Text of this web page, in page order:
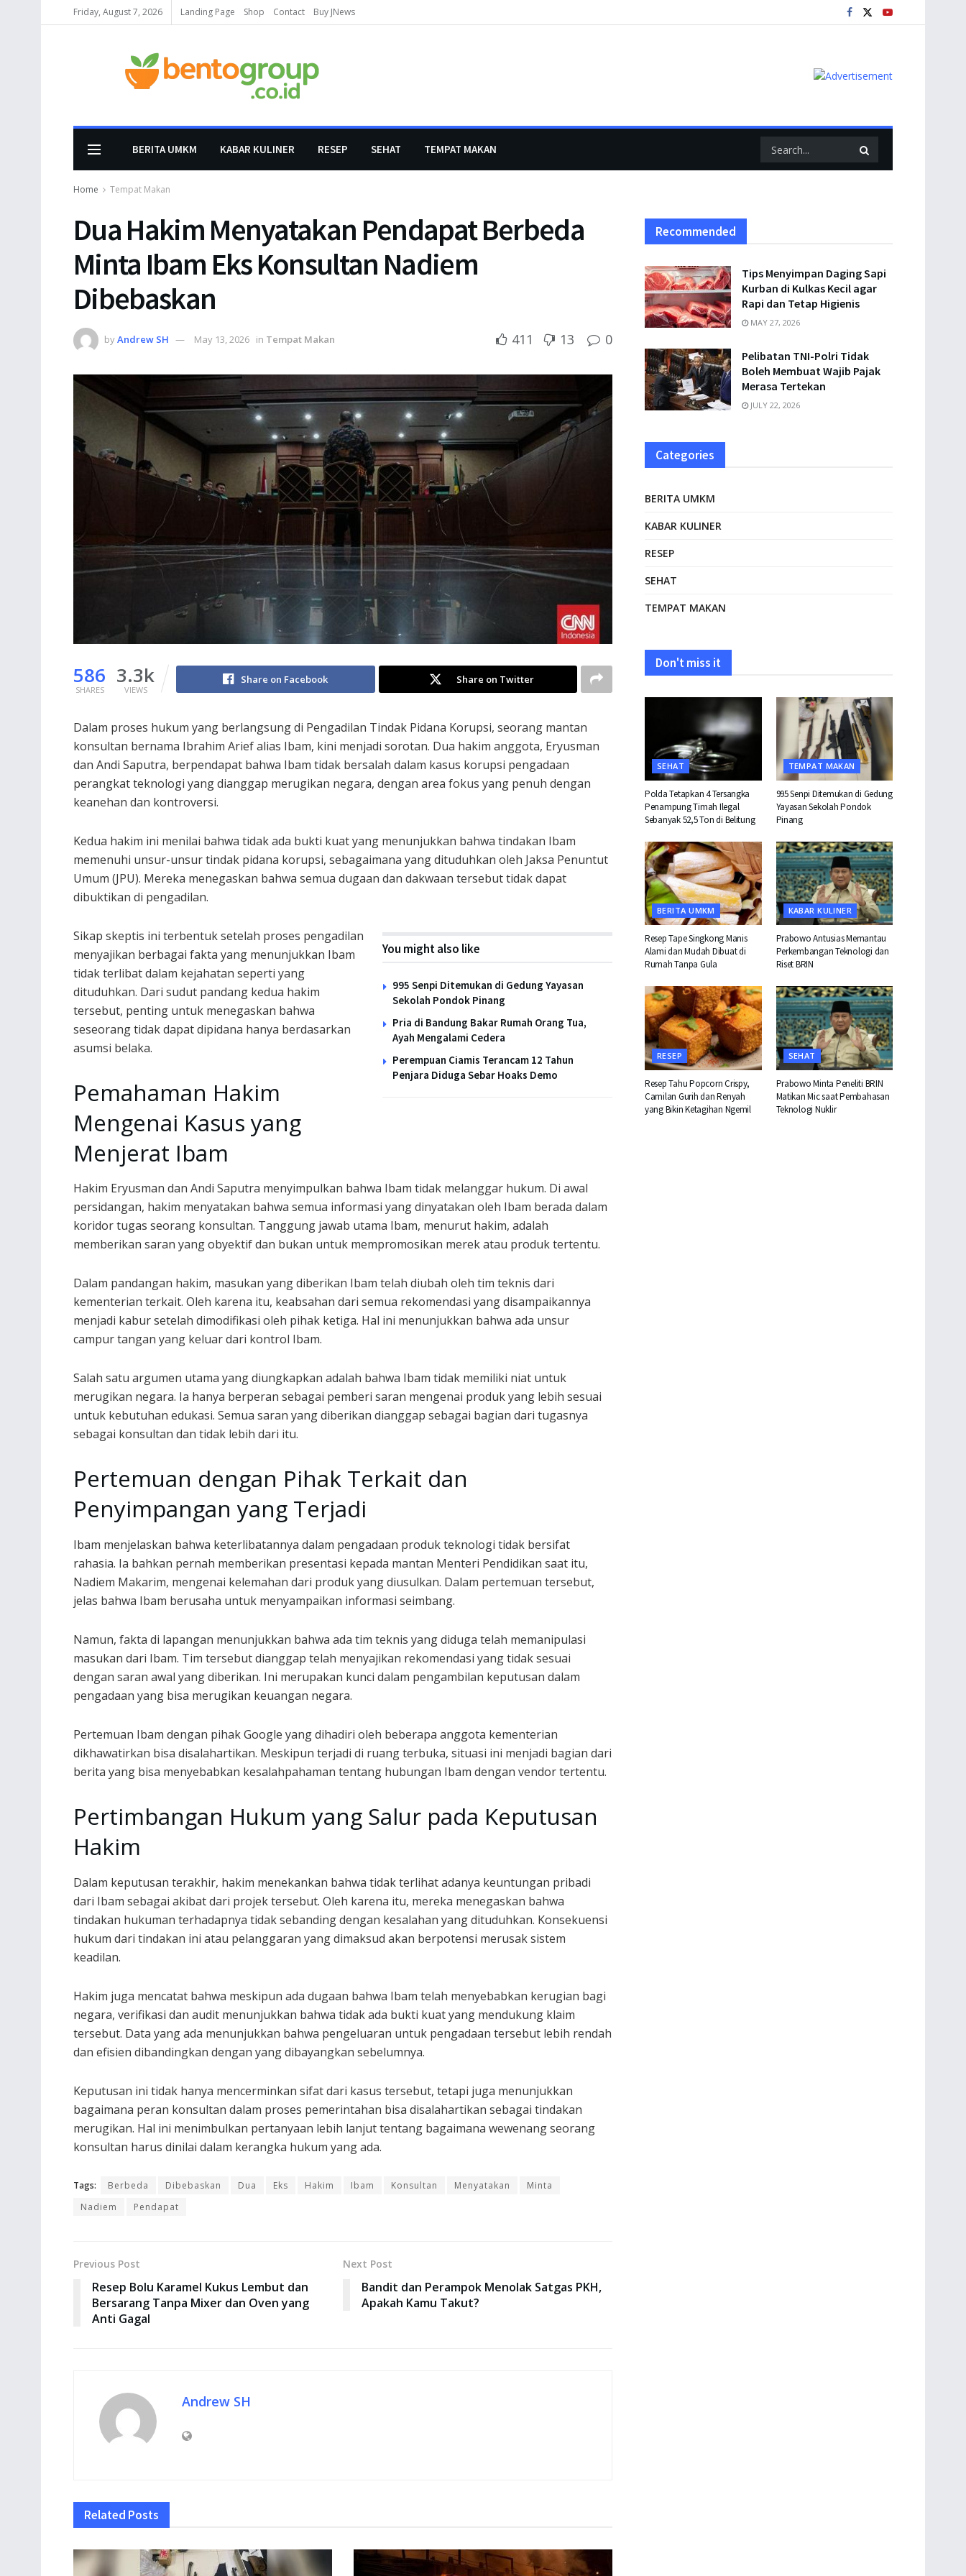
Friday, August 7, 2026 Landing Page Shop Contact Buy JNews
BERITA UMKM KABAR KULINER RESEP SEHAT TEMPAT MAKAN
Home Tempat Makan
Dua Hakim Menyatakan Pendapat Berbeda
Minta Ibam Eks Konsultan Nadiem
Dibebaskan
byAndrew SH May 13, 2026 in Tempat Makan 411 13 0
586
SHARES
3.3k
VIEWS
Share on Facebook Share on Twitter
Dalam proses hukum yang berlangsung di Pengadilan Tindak Pidana Korupsi, seorang mantan
konsultan bernama Ibrahim Arief alias Ibam, kini menjadi sorotan. Dua hakim anggota, Eryusman
dan Andi Saputra, berpendapat bahwa Ibam tidak bersalah dalam kasus korupsi pengadaan
perangkat teknologi yang dianggap merugikan negara, dengan area fokus yang penuh dengan
keanehan dan kontroversi.
Kedua hakim ini menilai bahwa tidak ada bukti kuat yang menunjukkan bahwa tindakan Ibam
memenuhi unsur-unsur tindak pidana korupsi, sebagaimana yang dituduhkan oleh Jaksa Penuntut
Umum (JPU). Mereka menegaskan bahwa semua dugaan dan dakwaan tersebut tidak dapat
dibuktikan di pengadilan.
You might also like
995 Senpi Ditemukan di Gedung Yayasan
Sekolah Pondok Pinang
Pria di Bandung Bakar Rumah Orang Tua,
Ayah Mengalami Cedera
Perempuan Ciamis Terancam 12 Tahun
Penjara Diduga Sebar Hoaks Demo
Sikap skeptis ini terbentuk setelah proses pengadilan
menyajikan berbagai fakta yang menunjukkan Ibam
tidak terlibat dalam kejahatan seperti yang
dituduhkan. Dari sudut pandang kedua hakim
tersebut, penting untuk menegaskan bahwa
seseorang tidak dapat dipidana hanya berdasarkan
asumsi belaka.
Pemahaman Hakim
Mengenai Kasus yang
Menjerat Ibam
Hakim Eryusman dan Andi Saputra menyimpulkan bahwa Ibam tidak melanggar hukum. Di awal
persidangan, hakim menyatakan bahwa semua informasi yang dinyatakan oleh Ibam berada dalam
koridor tugas seorang konsultan. Tanggung jawab utama Ibam, menurut hakim, adalah
memberikan saran yang obyektif dan bukan untuk mempromosikan merek atau produk tertentu.
Dalam pandangan hakim, masukan yang diberikan Ibam telah diubah oleh tim teknis dari
kementerian terkait. Oleh karena itu, keabsahan dari semua rekomendasi yang disampaikannya
menjadi kabur setelah dimodifikasi oleh pihak ketiga. Hal ini menunjukkan bahwa ada unsur
campur tangan yang keluar dari kontrol Ibam.
Salah satu argumen utama yang diungkapkan adalah bahwa Ibam tidak memiliki niat untuk
merugikan negara. Ia hanya berperan sebagai pemberi saran mengenai produk yang lebih sesuai
untuk kebutuhan edukasi. Semua saran yang diberikan dianggap sebagai bagian dari tugasnya
sebagai konsultan dan tidak lebih dari itu.
Pertemuan dengan Pihak Terkait dan
Penyimpangan yang Terjadi
Ibam menjelaskan bahwa keterlibatannya dalam pengadaan produk teknologi tidak bersifat
rahasia. Ia bahkan pernah memberikan presentasi kepada mantan Menteri Pendidikan saat itu,
Nadiem Makarim, mengenai kelemahan dari produk yang diusulkan. Dalam pertemuan tersebut,
jelas bahwa Ibam berusaha untuk menyampaikan informasi seimbang.
Namun, fakta di lapangan menunjukkan bahwa ada tim teknis yang diduga telah memanipulasi
masukan dari Ibam. Tim tersebut dianggap telah menyajikan rekomendasi yang tidak sesuai
dengan saran awal yang diberikan. Ini merupakan kunci dalam pengambilan keputusan dalam
pengadaan yang bisa merugikan keuangan negara.
Pertemuan Ibam dengan pihak Google yang dihadiri oleh beberapa anggota kementerian
dikhawatirkan bisa disalahartikan. Meskipun terjadi di ruang terbuka, situasi ini menjadi bagian dari
berita yang bisa menyebabkan kesalahpahaman tentang hubungan Ibam dengan vendor tertentu.
Pertimbangan Hukum yang Salur pada Keputusan
Hakim
Dalam keputusan terakhir, hakim menekankan bahwa tidak terlihat adanya keuntungan pribadi
dari Ibam sebagai akibat dari projek tersebut. Oleh karena itu, mereka menegaskan bahwa
tindakan hukuman terhadapnya tidak sebanding dengan kesalahan yang dituduhkan. Konsekuensi
hukum dari tindakan ini atau pelanggaran yang dimaksud akan berpotensi merusak sistem
keadilan.
Hakim juga mencatat bahwa meskipun ada dugaan bahwa Ibam telah menyebabkan kerugian bagi
negara, verifikasi dan audit menunjukkan bahwa tidak ada bukti kuat yang mendukung klaim
tersebut. Data yang ada menunjukkan bahwa pengeluaran untuk pengadaan tersebut lebih rendah
dan efisien dibandingkan dengan yang dibayangkan sebelumnya.
Keputusan ini tidak hanya mencerminkan sifat dari kasus tersebut, tetapi juga menunjukkan
bagaimana peran konsultan dalam proses pemerintahan bisa disalahartikan sebagai tindakan
merugikan. Hal ini menimbulkan pertanyaan lebih lanjut tentang bagaimana wewenang seorang
konsultan harus dinilai dalam kerangka hukum yang ada.
Tags: Berbeda Dibebaskan Dua Eks Hakim Ibam Konsultan Menyatakan
Minta
Nadiem
Pendapat
Previous Post
Resep Bolu Karamel Kukus Lembut dan
Bersarang Tanpa Mixer dan Oven yang
Anti Gagal
Next Post
Bandit dan Perampok Menolak Satgas PKH,
Apakah Kamu Takut?
Andrew SH
Related Posts
Recommended
Tips Menyimpan Daging Sapi
Kurban di Kulkas Kecil agar
Rapi dan Tetap Higienis
MAY 27, 2026
Pelibatan TNI-Polri Tidak
Boleh Membuat Wajib Pajak
Merasa Tertekan
JULY 22, 2026
Categories
BERITA UMKM
KABAR KULINER
RESEP
SEHAT
TEMPAT MAKAN
Don't miss it
SEHAT
Polda Tetapkan 4 Tersangka
Penampung Timah Ilegal
Sebanyak 52,5 Ton di Belitung
TEMPAT MAKAN
995 Senpi Ditemukan di Gedung
Yayasan Sekolah Pondok
Pinang
BERITA UMKM
Resep Tape Singkong Manis
Alami dan Mudah Dibuat di
Rumah Tanpa Gula
KABAR KULINER
Prabowo Antusias Memantau
Perkembangan Teknologi dan
Riset BRIN
RESEP
Resep Tahu Popcorn Crispy,
Camilan Gurih dan Renyah
yang Bikin Ketagihan Ngemil
SEHAT
Prabowo Minta Peneliti BRIN
Matikan Mic saat Pembahasan
Teknologi Nuklir